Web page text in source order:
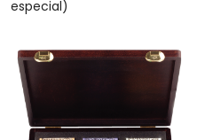
especial)